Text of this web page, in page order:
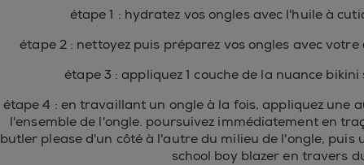
étape 1 : hydratez vos ongles avec l'huile à
étape 2 : nettoyez puis préparez vos ongles avec
étape 3 : appliquez 1 couche de la nuance bikini
étape 4 : en travaillant un ongle à la fois, appliquez une
l'ensemble de l'ongle. poursuivez immédiatement en
butler please d'un côté à l'autre du milieu de l'ongle,
school boy blazer en travers